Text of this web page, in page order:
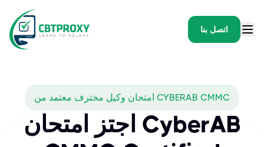
اتصل بنا
امتحان وكيل محترف معتمد من CYBERAB CMMC
اجتز امتحان CyberAB